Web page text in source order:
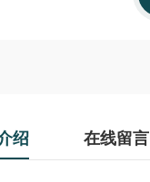
绍 在线留言